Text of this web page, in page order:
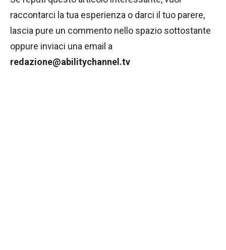
raccontarci la tua esperienza o darci il tuo parere,
lascia pure un commento nello spazio sottostante
oppure inviaci una email a
redazione@abilitychannel.tv